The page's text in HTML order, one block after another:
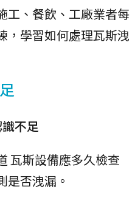
工、餐飲、工廠業者每
，學習如何處理瓦斯洩
識不足
瓦斯設備應多久檢查
是否洩漏。